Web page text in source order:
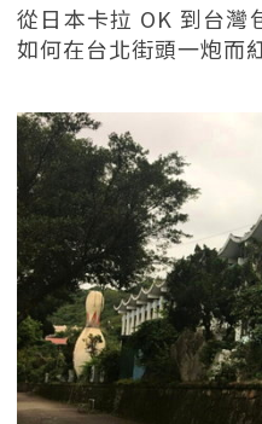
從日本卡拉 OK 到台灣
如何在台北街頭一炮而